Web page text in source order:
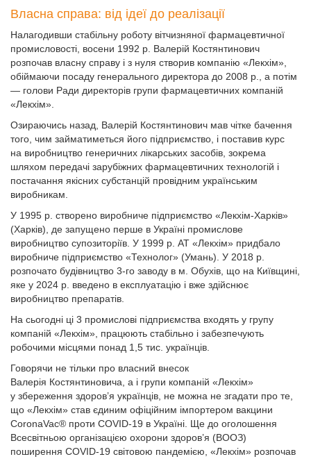
Власна справа: від ідеї до реалізації
Налагодивши стабільну роботу вітчизняної фармацевтичної
промисловості, восени 1992 р. Валерій Костянтинович
розпочав власну справу і з нуля створив компанію «Лекхім»,
обіймаючи посаду генерального директора до 2008 р., а потім
— голови Ради директорів групи фармацевтичних компаній
«Лекхім».
Озираючись назад, Валерій Костянтинович мав чітке бачення
того, чим займатиметься його підприємство, і поставив курс
на виробництво генеричних лікарських засобів, зокрема
шляхом передачі зарубіжних фармацевтичних технологій і
постачання якісних субстанцій провідним українським
виробникам.
У 1995 р. створено виробниче підприємство «Лекхім-Харків»
(Харків), де запущено перше в Україні промислове
виробництво супозиторіїв. У 1999 р. АТ «Лекхім» придбало
виробниче підприємство «Технолог» (Умань). У 2018 р.
розпочато будівництво 3-го заводу в м. Обухів, що на Київщині,
яке у 2024 р. введено в експлуатацію і вже здійснює
виробництво препаратів.
На сьогодні ці 3 промислові підприємства входять у групу
компаній «Лекхім», працюють стабільно і забезпечують
робочими місцями понад 1,5 тис. українців.
Говорячи не тільки про власний внесок
Валерія Костянтиновича, а і групи компаній «Лекхім»
у збереження здоров’я українців, не можна не згадати про те,
що «Лекхім» став єдиним офіційним імпортером вакцини
CoronaVac® проти COVID-19 в Україні. Ще до оголошення
Всесвітньою організацією охорони здоров’я (ВООЗ)
поширення COVID-19 світовою пандемією, «Лекхім» розпочав